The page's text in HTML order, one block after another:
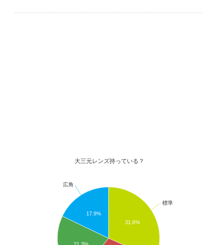
大三元レンズ持っている？
31.6%
17.9%
標準
広角